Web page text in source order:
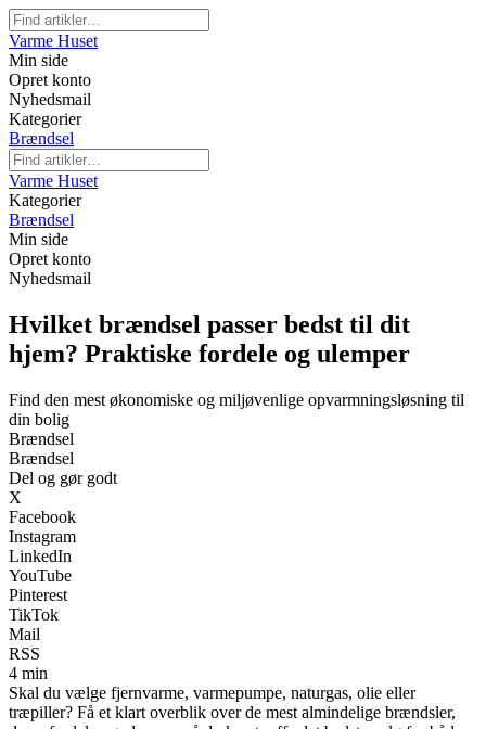
Varme Huset
Min side
Opret konto
Nyhedsmail
Kategorier
Brændsel
Varme Huset
Kategorier
Brændsel
Min side
Opret konto
Nyhedsmail
Hvilket brændsel passer bedst til dit
hjem? Praktiske fordele og ulemper
Find den mest økonomiske og miljøvenlige opvarmningsløsning til
din bolig
Brændsel
Brændsel
Del og gør godt
X
Facebook
Instagram
LinkedIn
YouTube
Pinterest
TikTok
Mail
RSS
4 min
Skal du vælge fjernvarme, varmepumpe, naturgas, olie eller
træpiller? Få et klart overblik over de mest almindelige brændsler,